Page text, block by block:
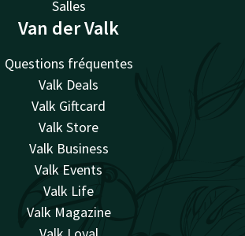
Salles
Van der Valk
Questions fréquentes
Valk Deals
Valk Giftcard
Valk Store
Valk Business
Valk Events
Valk Life
Valk Magazine